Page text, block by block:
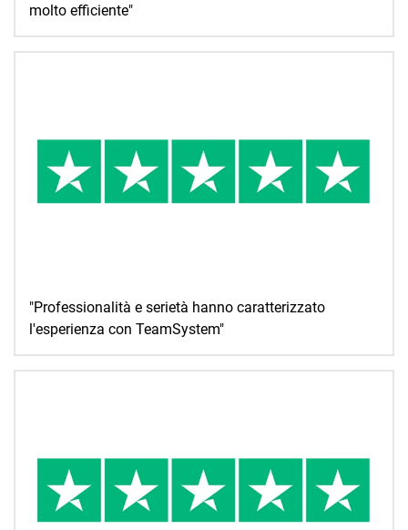
molto efficiente"
"Professionalità e serietà hanno caratterizzato
l'esperienza con TeamSystem"